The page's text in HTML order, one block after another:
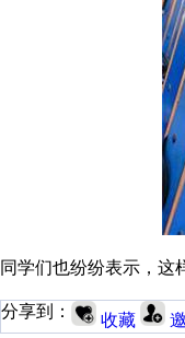
同学们也纷纷表示，这
分享到： 收藏